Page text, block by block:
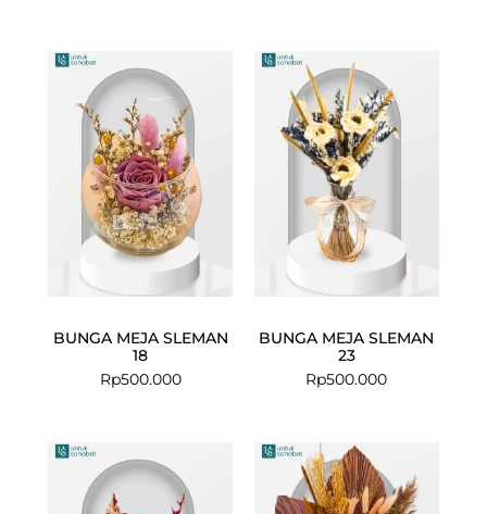
BUNGA MEJA SLEMAN
18
Rp500.000
BUNGA MEJA SLEMAN
23
Rp500.000